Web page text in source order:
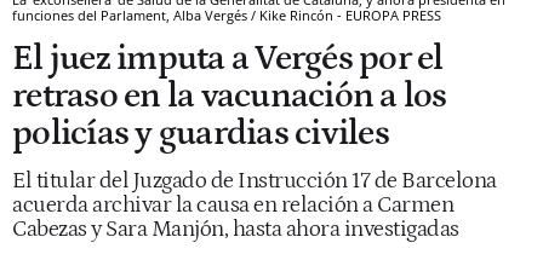
funciones del Parlament, Alba Vergés / Kike Rincón - EUROPA PRESS
El juez imputa a Vergés por el
retraso en la vacunación a los
policías y guardias civiles
El titular del Juzgado de Instrucción 17 de Barcelona
acuerda archivar la causa en relación a Carmen
Cabezas y Sara Manjón, hasta ahora investigadas